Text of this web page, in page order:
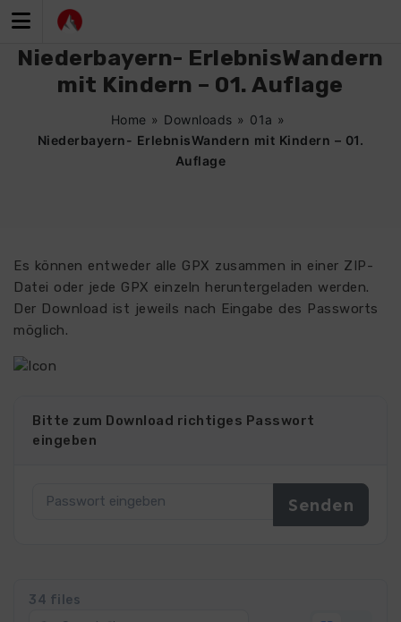
Inhalt
springen
Niederbayern- ErlebnisWandern
mit Kindern – 01. Auflage
Home » Downloads » 01a »
Niederbayern- ErlebnisWandern mit Kindern – 01.
Auflage
Es können entweder alle GPX zusammen in einer ZIP-
Datei oder jede GPX einzeln heruntergeladen werden.
Der Download ist jeweils nach Eingabe des Passworts
möglich.
Bitte zum Download richtiges Passwort
eingeben
34 files